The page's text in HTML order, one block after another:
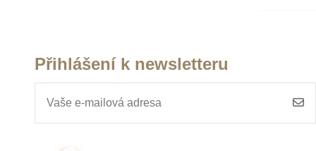
Přihlášení k newsletteru